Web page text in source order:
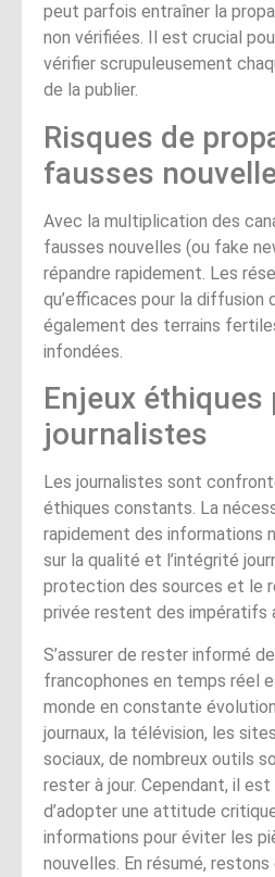
peut parfois entraîner la
non vérifiées. Il est crucial
vérifier scrupuleusement
de la publier.
Risques de
fausses
Avec la multiplication des
fausses nouvelles (ou fake
répandre rapidement. Les
qu’efficaces pour la diffusion
également des terrains
infondées.
Enjeux éthiques
journalistes
Les journalistes sont
éthiques constants. La
rapidement des informations
sur la qualité et l’intégrité
protection des sources et le
privée restent des impératifs
S’assurer de rester informé
francophones en temps réel
monde en constante
journaux, la télévision, les
sociaux, de nombreux outils
rester à jour. Cependant, il
d’adopter une attitude
informations pour éviter les
nouvelles. En résumé,